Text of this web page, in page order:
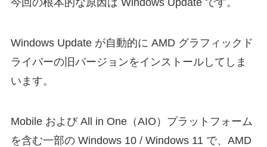
Windows Update が自動的に AMD グラフィックド
ライバーの旧バージョンをインストールしてしま
います。
Mobile および All in One（AIO）プラットフォーム
を含む一部の Windows 10 / Windows 11 で、AMD